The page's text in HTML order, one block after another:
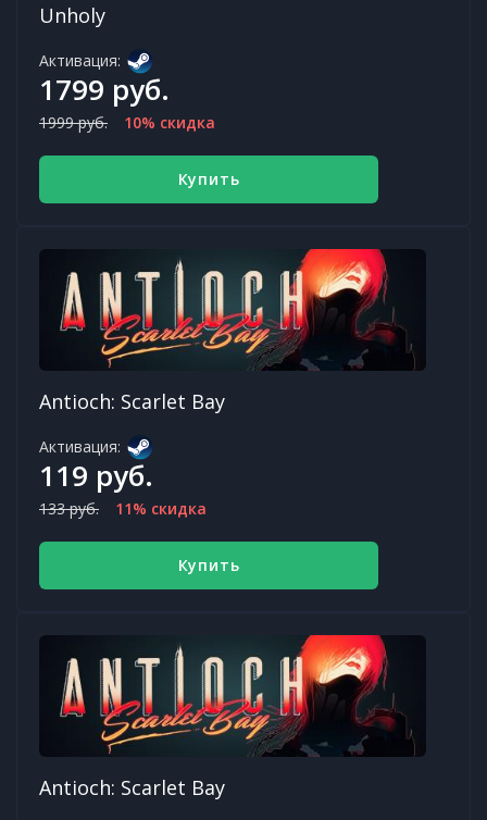
Unholy
Активация:
1799 руб.
1999 руб. 10% скидка
Купить
Antioch: Scarlet Bay
Активация:
119 руб.
133 руб. 11% скидка
Купить
Antioch: Scarlet Bay